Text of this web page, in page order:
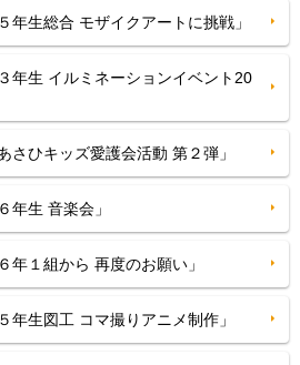
年生総合 モザイクアートに挑戦」
年生 イルミネーションイベント20
さひキッズ愛護会活動 第２弾」
年生 音楽会」
年１組から 再度のお願い」
年生図工 コマ撮りアニメ制作」